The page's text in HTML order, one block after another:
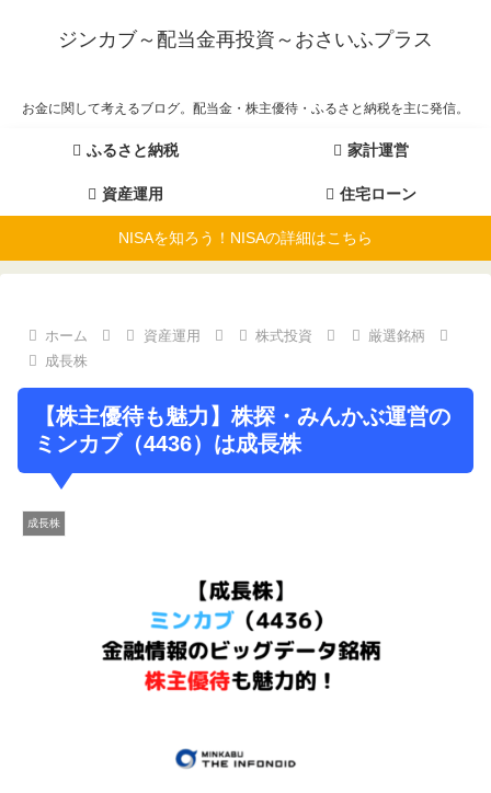
ジンカブ～配当金再投資～おさいふプラス
お金に関して考えるブログ。配当金・株主優待・ふるさと納税を主に発信。
ふるさと納税 家計運営
資産運用 住宅ローン
NISAを知ろう！NISAの詳細はこちら
ホーム 資産運用 株式投資
厳選銘柄
成長株
【株主優待も魅力】株探・みんかぶ運営の
ミンカブ（4436）は成長株
成長株